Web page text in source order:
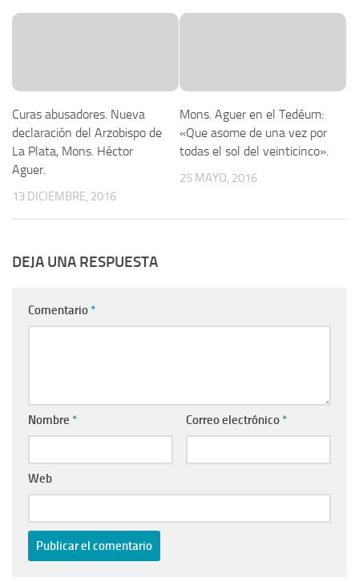
Curas abusadores. Nueva
declaración del Arzobispo de
La Plata, Mons. Héctor
Aguer.
13 DICIEMBRE, 2016
Mons. Aguer en el Tedéum:
«Que asome de una vez por
todas el sol del veinticinco».
25 MAYO, 2016
DEJA UNA RESPUESTA
Comentario *
Nombre * Correo electrónico *
Web